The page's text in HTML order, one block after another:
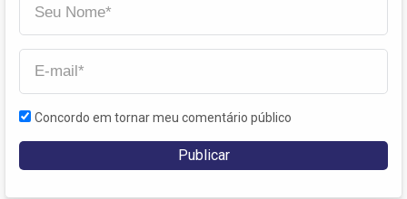
Concordo em tornar meu comentário público